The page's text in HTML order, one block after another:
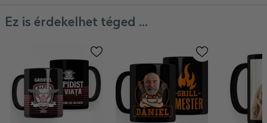
Ez is érdekelhet téged ...